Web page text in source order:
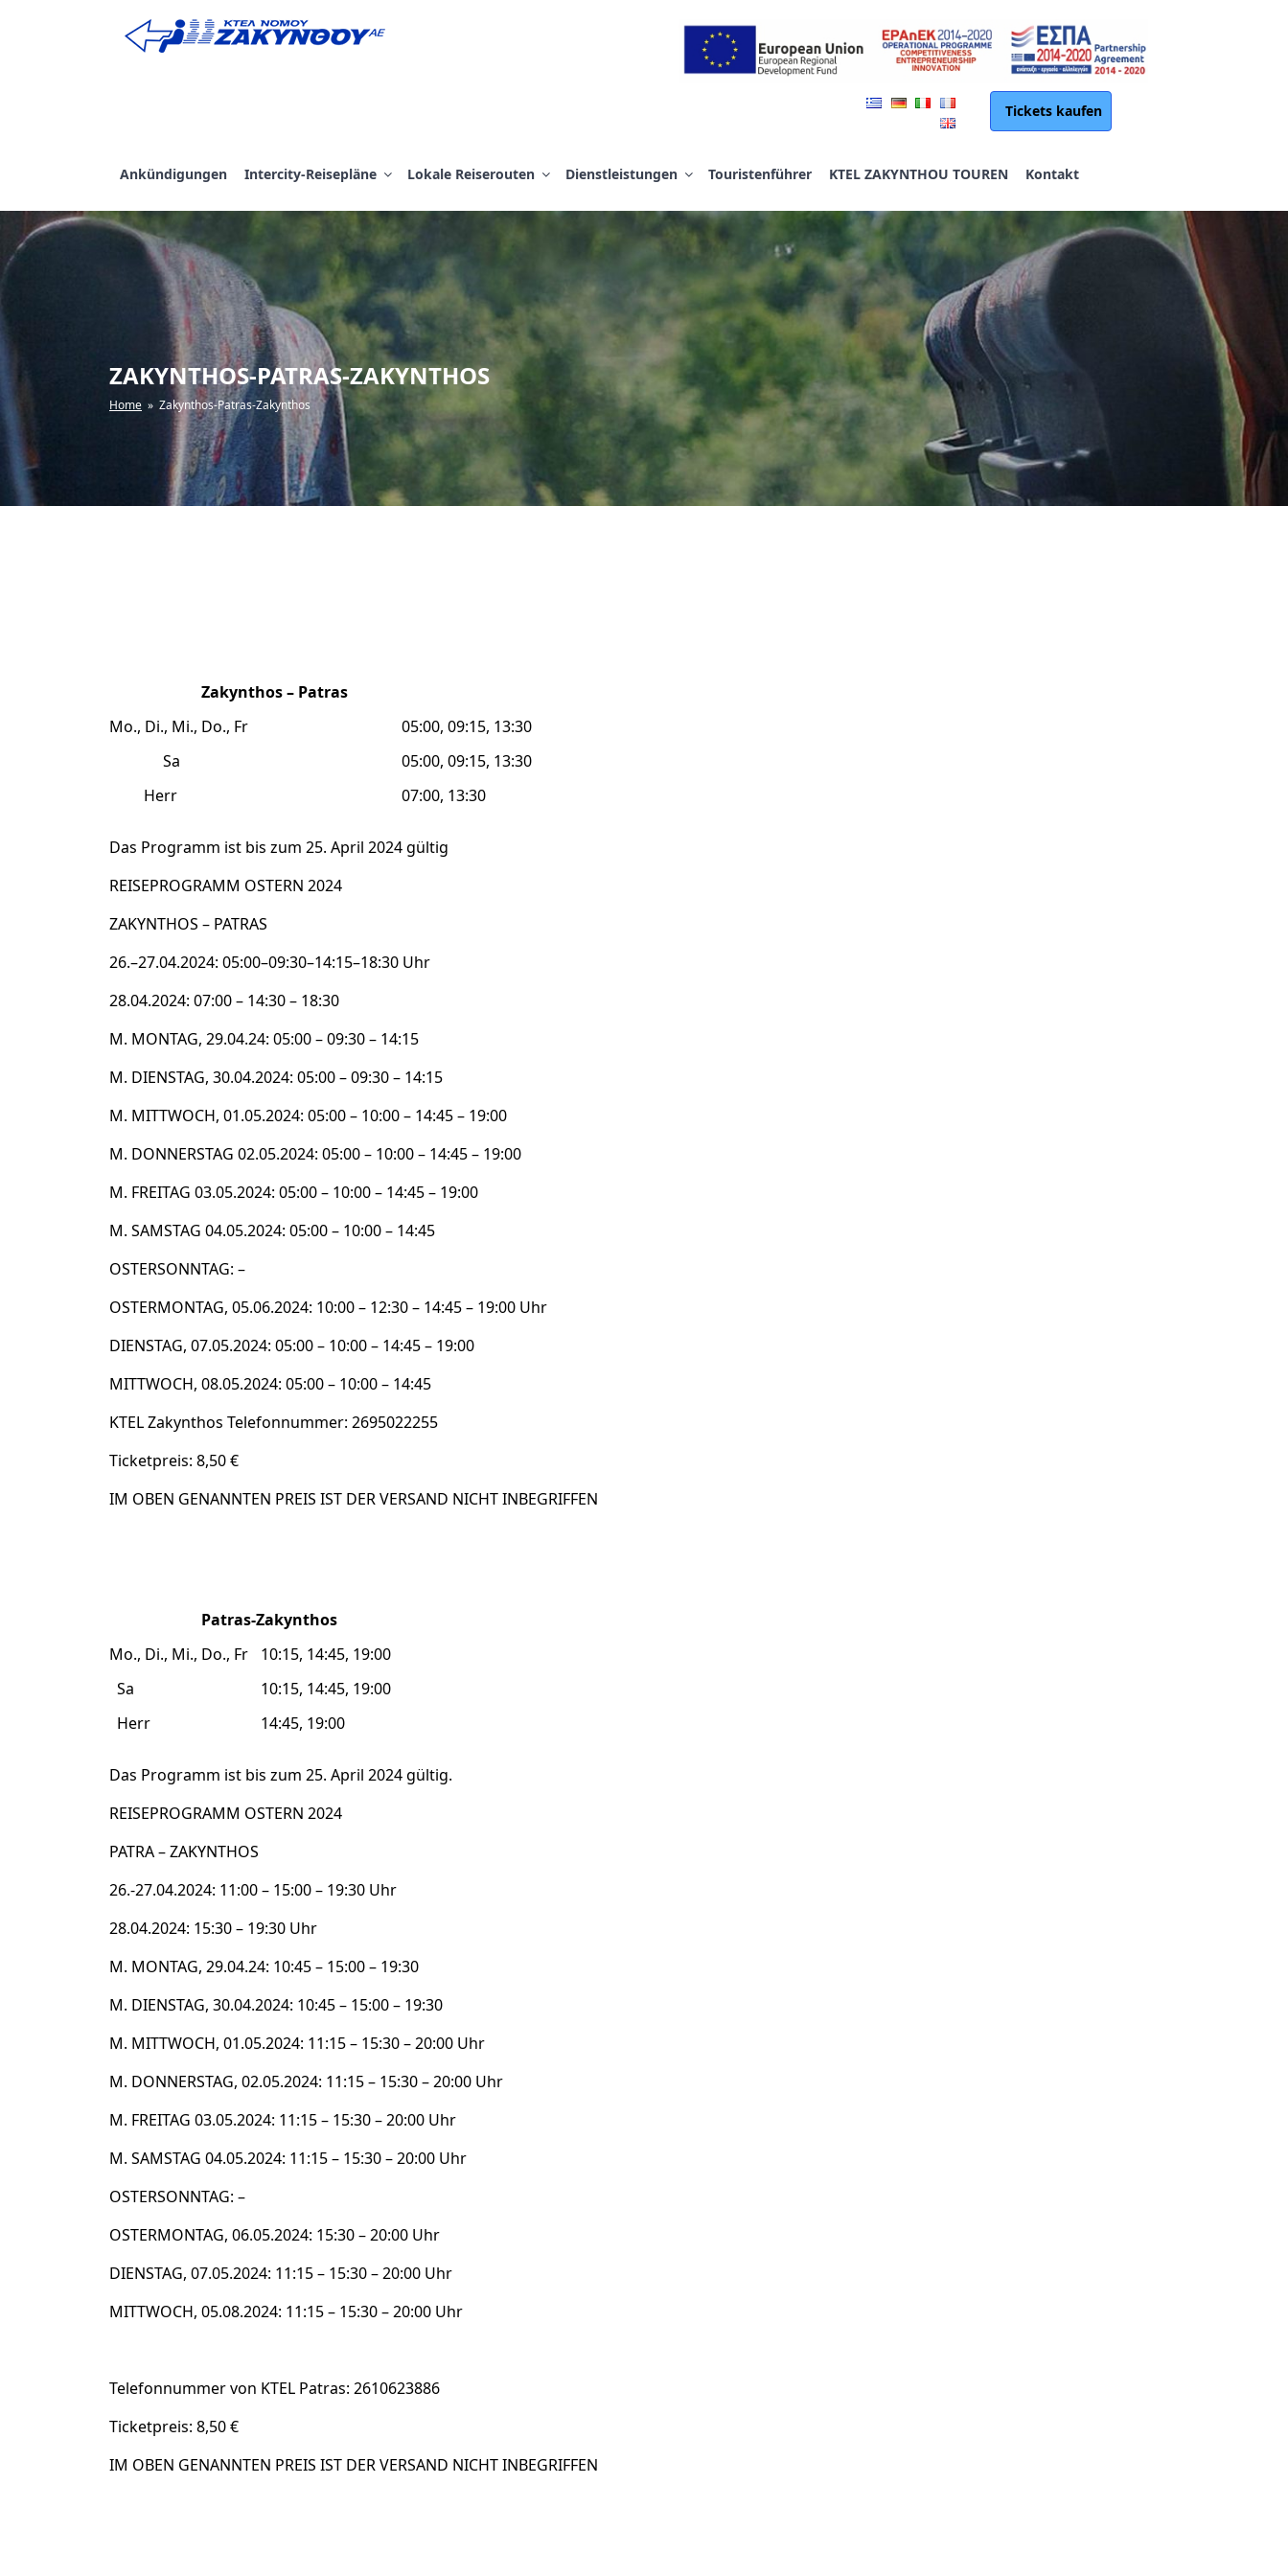
Tickets kaufen
Ankündigungen Intercity-Reisepläne Lokale Reiserouten Dienstleistungen Touristenführer KTEL ZAKYNTHOU TOUREN Kontakt
ZAKYNTHOS-PATRAS-ZAKYNTHOS
Home » Zakynthos-Patras-Zakynthos
Zakynthos – Patras
Mo., Di., Mi., Do., Fr
05:00, 09:15, 13:30
Sa
05:00, 09:15, 13:30
Herr
07:00, 13:30
Das Programm ist bis zum 25. April 2024 gültig
REISEPROGRAMM OSTERN 2024
ZAKYNTHOS – PATRAS
26.–27.04.2024: 05:00–09:30–14:15–18:30 Uhr
28.04.2024: 07:00 – 14:30 – 18:30
M. MONTAG, 29.04.24: 05:00 – 09:30 – 14:15
M. DIENSTAG, 30.04.2024: 05:00 – 09:30 – 14:15
M. MITTWOCH, 01.05.2024: 05:00 – 10:00 – 14:45 – 19:00
M. DONNERSTAG 02.05.2024: 05:00 – 10:00 – 14:45 – 19:00
M. FREITAG 03.05.2024: 05:00 – 10:00 – 14:45 – 19:00
M. SAMSTAG 04.05.2024: 05:00 – 10:00 – 14:45
OSTERSONNTAG: –
OSTERMONTAG, 05.06.2024: 10:00 – 12:30 – 14:45 – 19:00 Uhr
DIENSTAG, 07.05.2024: 05:00 – 10:00 – 14:45 – 19:00
MITTWOCH, 08.05.2024: 05:00 – 10:00 – 14:45
KTEL Zakynthos Telefonnummer: 2695022255
Ticketpreis: 8,50 €
IM OBEN GENANNTEN PREIS IST DER VERSAND NICHT INBEGRIFFEN
Patras-Zakynthos
Mo., Di., Mi., Do., Fr
10:15, 14:45, 19:00
Sa
10:15, 14:45, 19:00
Herr
14:45, 19:00
Das Programm ist bis zum 25. April 2024 gültig.
REISEPROGRAMM OSTERN 2024
PATRA – ZAKYNTHOS
26.-27.04.2024: 11:00 – 15:00 – 19:30 Uhr
28.04.2024: 15:30 – 19:30 Uhr
M. MONTAG, 29.04.24: 10:45 – 15:00 – 19:30
M. DIENSTAG, 30.04.2024: 10:45 – 15:00 – 19:30
M. MITTWOCH, 01.05.2024: 11:15 – 15:30 – 20:00 Uhr
M. DONNERSTAG, 02.05.2024: 11:15 – 15:30 – 20:00 Uhr
M. FREITAG 03.05.2024: 11:15 – 15:30 – 20:00 Uhr
M. SAMSTAG 04.05.2024: 11:15 – 15:30 – 20:00 Uhr
OSTERSONNTAG: –
OSTERMONTAG, 06.05.2024: 15:30 – 20:00 Uhr
DIENSTAG, 07.05.2024: 11:15 – 15:30 – 20:00 Uhr
MITTWOCH, 05.08.2024: 11:15 – 15:30 – 20:00 Uhr
Telefonnummer von KTEL Patras: 2610623886
Ticketpreis: 8,50 €
IM OBEN GENANNTEN PREIS IST DER VERSAND NICHT INBEGRIFFEN